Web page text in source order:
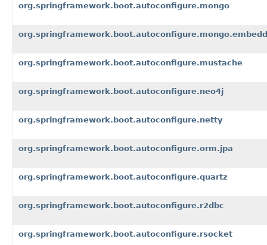
org.springframework.boot.autoconfigure.mongo
org.springframework.boot.autoconfigure.mustache
org.springframework.boot.autoconfigure.neo4j
org.springframework.boot.autoconfigure.netty
org.springframework.boot.autoconfigure.orm.jpa
org.springframework.boot.autoconfigure.quartz
org.springframework.boot.autoconfigure.r2dbc
org.springframework.boot.autoconfigure.rsocket